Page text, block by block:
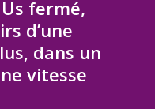
fermé,
d’une
dans un
vitesse